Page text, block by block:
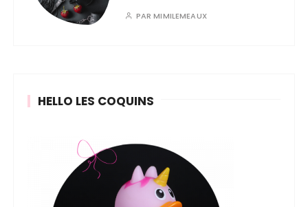
PARMIMILEMEAUX
HELLO LES COQUINS